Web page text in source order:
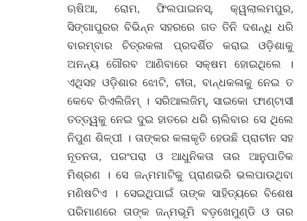
ଋଷିଆ, ରୋମ, ଫିଲପାଇନସ୍, କ୍ୱଲାଲମପୁର,
ସିଙ୍ଗାପୁରର ବିଭିନ୍ନ ସହରରେ ଗତ ତିନି ଦଶନ୍ଧି ଧରି
ବାରମ୍ବାର ଚିତ୍ରକଳା ପ୍ରଦର୍ଶିତ କରାଇ ଓଡ଼ିଶାକୁ
ଅନନ୍ୟ ଗୌରବ ଆଣିବାରେ ସକ୍ଷମ ହୋଇଥିଲେ ।
ଏଥିସହ ଓଡ଼ିଶାର ଝୋଟି, ଚୀତା, ବାନ୍ଧକଳାକୁ ନେଇ ତ
କେବେ ରିଏଲିଜିମ୍ । ସରିଆଲଜିମ୍, ସାଇକୋ ଫାଣ୍ଟାସୀ
ତତ୍ତ୍ୱକୁ ନେଇ ଦୁଇ ହାତରେ ଧରି ଚାଲିବାର ସେ ଥିଲେ
ନିପୁଣ ଶିଳ୍ପୀ । ତାଙ୍କର କଳାକୃତି ହେଉଛି ପ୍ରାଚୀନ ସହ
ନୂତନତା, ପରଂପରା ଓ ଆଧୁନିକତା ତାର ଆନୁପାତିକ
ମିଶ୍ରଣ । ସେ ଜନ୍ମମାଟିକୁ ପ୍ରାଣଭରି ଭଲପାଉଥିବା
ମଣିଷଟିଏ । ସେଇଥିପାଇଁ ତାଙ୍କ ସାହିତ୍ୟରେ ବିଶେଷ
ପରିମାଣରେ ତାଙ୍କ ଜନ୍ମଭୂମି ବଡ଼ଖେମୁଣ୍ଡି ଓ ତାର